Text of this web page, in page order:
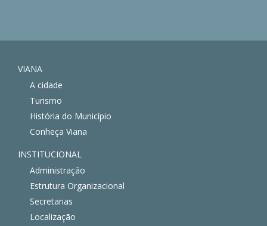
VIANA
A cidade
Turismo
História do Município
Conheça Viana
INSTITUCIONAL
Administração
Estrutura Organizacional
Secretarias
Localização